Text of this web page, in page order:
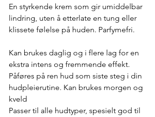
En styrkende krem som gir umiddelbar
lindring, uten å etterlate en tung eller
klissete følelse på huden. Parfymefri.
Kan brukes daglig og i flere lag for en
ekstra intens og fremmende effekt.
Påføres på ren hud som siste steg i din
hudpleierutine. Kan brukes morgen og
kveld
Passer til alle hudtyper, spesielt god til